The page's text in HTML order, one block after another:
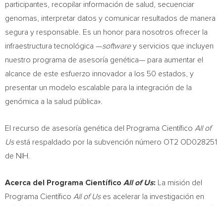
participantes, recopilar información de salud, secuenciar
genomas, interpretar datos y comunicar resultados de manera
segura y responsable. Es un honor para nosotros ofrecer la
infraestructura tecnológica —softwarey servicios que incluyen
nuestro programa de asesoría genética— para aumentar el
alcance de este esfuerzo innovador a los 50 estados, y
presentar un modelo escalable para la integración de la
genómica a la salud pública».
El recurso de asesoría genética del Programa Científico All of
Usestá respaldado por la subvención número OT2 OD028251
de NIH.
Acerca del Programa Científico All of Us: La misión del
Programa Científico All of Uses acelerar la investigación en